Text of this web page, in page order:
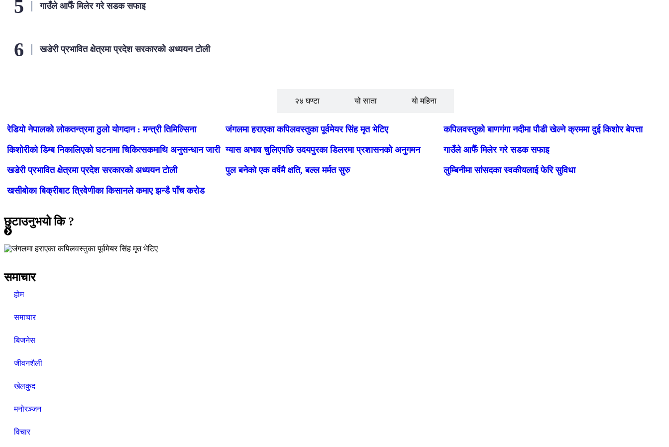
गाउँले आफैँ मिलेर गरे सडक सफाइ
खडेरी प्रभावित क्षेत्रमा प्रदेश सरकारको अध्ययन टोली
२४ घण्टा यो साता यो महिना
रेडियो नेपालको लोकतन्त्रमा ठुलो योगदान : मन्त्री तिमिल्सिना जंगलमा हराएका कपिलवस्तुका पूर्वमेयर सिंह मृत भेटिए कपिलवस्तुको बाणगंगा नदीमा पौडी खेल्ने क्रममा दुई किशोर बेपत्ता
किशोरीको डिम्ब निकालिएको घटनामा चिकित्सकमाथि अनुसन्धान जारी ग्यास अभाव चुलिएपछि उदयपुरका डिलरमा प्रशासनको अनुगमन गाउँले आफैँ मिलेर गरे सडक सफाइ
खडेरी प्रभावित क्षेत्रमा प्रदेश सरकारको अध्ययन टोली पुल बनेको एक वर्षमै क्षति, बल्ल मर्मत सुरु लुम्बिनीमा सांसदका स्वकीयलाई फेरि सुविधा
खसीबोका बिक्रीबाट त्रिवेणीका किसानले कमाए झन्डै पाँच करोड
छुटाउनुभयो कि ?
जीवनशैली मुख्य समाचार
समाचार
होम
समाचार
बिजनेस
जीवनशैली
खेलकुद
मनोरञ्जन
विचार